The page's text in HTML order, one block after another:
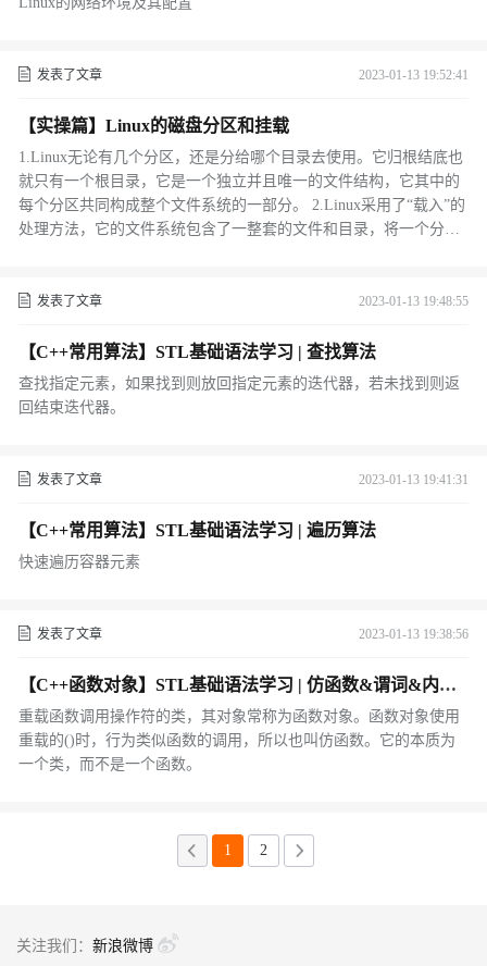
发表了文章 2023-01-13 19:52:41
【实操篇】Linux的磁盘分区和挂载
1.Linux无论有几个分区，还是分给哪个目录去使用。它归根结底也
就只有一个根目录，它是一个独立并且唯一的文件结构，它其中的
每个分区共同构成整个文件系统的一部分。 2.Linux采用了“载入”的
处理方法，它的文件系统包含了一整套的文件和目录，将一个分区
它的存储空间在与它挂载的一个目录下获得。
发表了文章 2023-01-13 19:48:55
【C++常用算法】STL基础语法学习 | 查找算法
查找指定元素，如果找到则放回指定元素的迭代器，若未找到则返
回结束迭代器。
发表了文章 2023-01-13 19:41:31
【C++常用算法】STL基础语法学习 | 遍历算法
快速遍历容器元素
发表了文章 2023-01-13 19:38:56
【C++函数对象】STL基础语法学习 | 仿函数&谓词&内建
仿函数
重载函数调用操作符的类，其对象常称为函数对象。函数对象使用
重载的()时，行为类似函数的调用，所以也叫仿函数。它的本质为
一个类，而不是一个函数。
1 2
关注我们： 新浪微博